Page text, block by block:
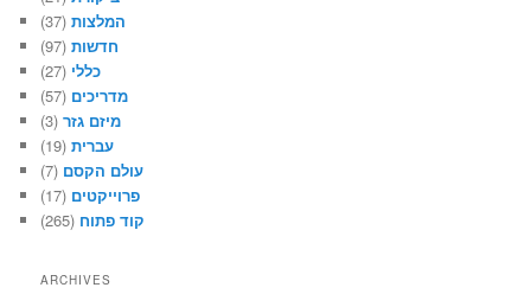
המלצות(37)
חדשות(97)
כללי (27)
מדריכים (57)
מיזם גזר(3)
עברית(19)
עולם הקסם (7)
פרוייקטים (17)
קוד פתוח (265)
ARCHIVES